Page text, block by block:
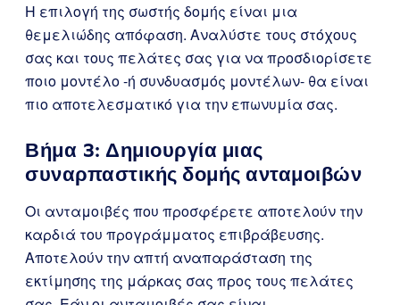
Η επιλογή της σωστής δομής είναι μια
θεμελιώδης απόφαση. Αναλύστε τους στόχους
σας και τους πελάτες σας για να προσδιορίσετε
ποιο μοντέλο -ή συνδυασμός μοντέλων- θα είναι
πιο αποτελεσματικό για την επωνυμία σας.
Βήμα 3: Δημιουργία μιας
συναρπαστικής δομής ανταμοιβών
Οι ανταμοιβές που προσφέρετε αποτελούν την
καρδιά του προγράμματος επιβράβευσης.
Αποτελούν την απτή αναπαράσταση της
εκτίμησης της μάρκας σας προς τους πελάτες